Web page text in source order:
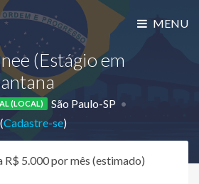
MENU
(Estágio em
(LOCAL)
São Paulo-SP
Cadastre-se)
R$ 5.000 por mês (estimado)